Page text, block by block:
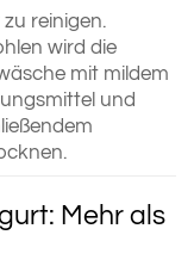
zu reinigen.
wird die
mit mildem
und
Mehr als